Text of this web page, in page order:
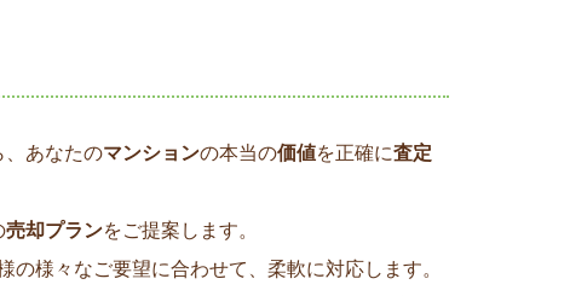
、あなたのマンションの本当の価値を正確に査定
売却プランをご提案します。
様々なご要望に合わせて、柔軟に対応します。